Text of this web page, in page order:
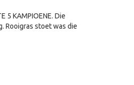
5 KAMPIOENE. Die
Rooigras stoet was die